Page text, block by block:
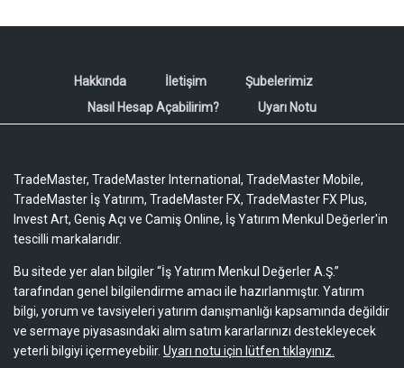
Hakkında İletişim
Şubelerimiz
Nasıl Hesap Açabilirim?
Uyarı Notu
TradeMaster, TradeMaster International, TradeMaster Mobile,
TradeMaster İş Yatırım, TradeMaster FX, TradeMaster FX Plus,
Invest Art, Geniş Açı ve Camiş Online, İş Yatırım Menkul Değerler'in
tescilli markalarıdır.
Bu sitede yer alan bilgiler “İş Yatırım Menkul Değerler A.Ş.”
tarafından genel bilgilendirme amacı ile hazırlanmıştır. Yatırım
bilgi, yorum ve tavsiyeleri yatırım danışmanlığı kapsamında değildir
ve sermaye piyasasındaki alım satım kararlarınızı destekleyecek
yeterli bilgiyi içermeyebilir. Uyarı notu için lütfen tıklayınız.